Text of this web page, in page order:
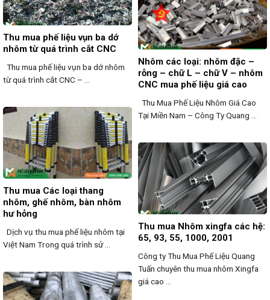
Thu mua phế liệu vụn ba dớ
nhôm từ quá trình cắt CNC
Thu mua phế liệu vụn ba dớ nhôm
từ quá trình cắt CNC – ...
Nhôm các loại: nhôm đặc –
rỗng – chữ L – chữ V – nhôm
CNC mua phế liệu giá cao
Thu Mua Phế Liệu Nhôm Giá Cao
Tại Miền Nam – Công Ty Quang ...
Thu mua Các loại thang
nhôm, ghế nhôm, bàn nhôm
hư hỏng
Dịch vụ thu mua phế liệu nhôm tại
Việt Nam Trong quá trình sử ...
Thu mua Nhôm xingfa các hệ:
65, 93, 55, 1000, 2001
Công ty Thu Mua Phế Liệu Quang
Tuấn chuyên thu mua nhôm Xingfa
giá cao ...